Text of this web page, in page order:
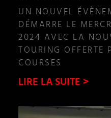
UN NOUVEL
DÉMARRE LE
2024 AVEC LA
TOURING OFFERTE
COURSES
LIRE LA SUITE >